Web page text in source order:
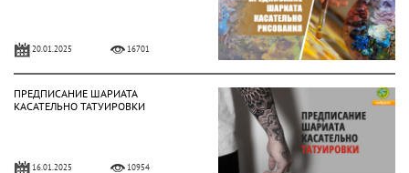
20.01.2025 16701
ПРЕДПИСАНИЕ ШАРИАТА
КАСАТЕЛЬНО ТАТУИРОВКИ
16.01.2025 10954